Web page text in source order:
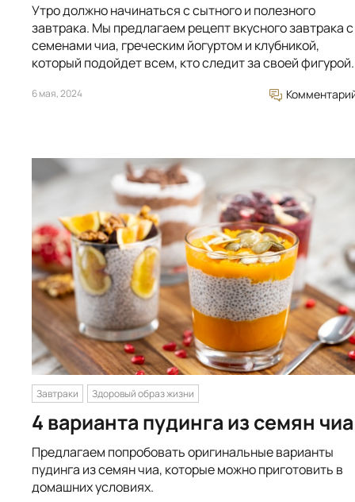
Утро должно начинаться с сытного и полезного
завтрака. Мы предлагаем рецепт вкусного завтрака с
семенами чиа, греческим йогуртом и клубникой,
который подойдет всем, кто следит за своей фигурой.
6 мая, 2024
Завтраки Здоровый образ жизни
4 варианта пудинга из семян чиа
Предлагаем попробовать оригинальные варианты
пудинга из семян чиа, которые можно приготовить в
домашних условиях.